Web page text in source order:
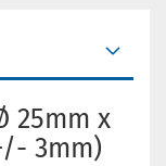
25mm x
3mm)